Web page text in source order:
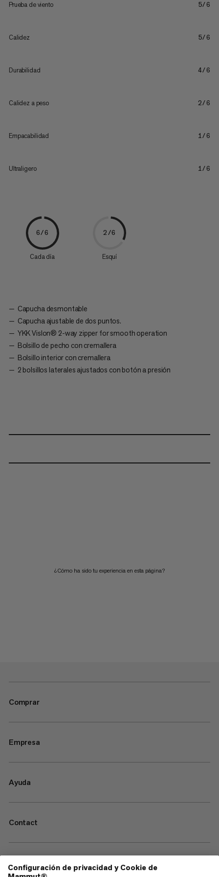
Prueba de viento 5/6
Calidez 5/6
Durabilidad 4/6
Calidez a peso 2/6
Empacabilidad 1/6
Ultraligero 1/6
6/6
Cada día
2/6
Esquí
Capucha desmontable
Capucha ajustable de dos puntos.
YKK Vislon® 2-way zipper for smooth operation
Bolsillo de pecho con cremallera
Bolsillo interior con cremallera
2 bolsillos laterales ajustados con botón a presión
¿Cómo ha sido tu experiencia en esta página?
Comprar
Empresa
Ayuda
Contact